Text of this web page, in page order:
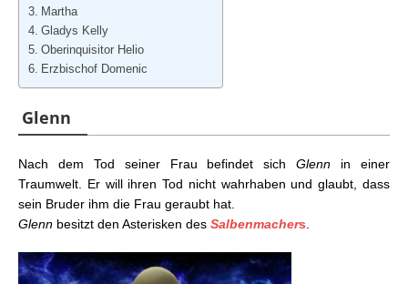
Martha
Gladys Kelly
Oberinquisitor Helio
Erzbischof Domenic
Glenn
Nach dem Tod seiner Frau befindet sichGlenn in einer
Traumwelt. Er will ihren Tod nicht wahrhaben und glaubt, dass
sein Bruder ihm die Frau geraubt hat.
Glenn besitzt den Asterisken des Salbenmachers